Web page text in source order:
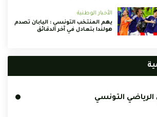
الأخبار الوطنية
يهم المنتخب التونسي : اليابان تصدم
هولندا بتعادل في آخر الدقائق
الرياضي التونسي